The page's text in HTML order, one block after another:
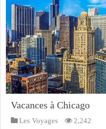
Vacances à Chicago
Les Voyages 2,242